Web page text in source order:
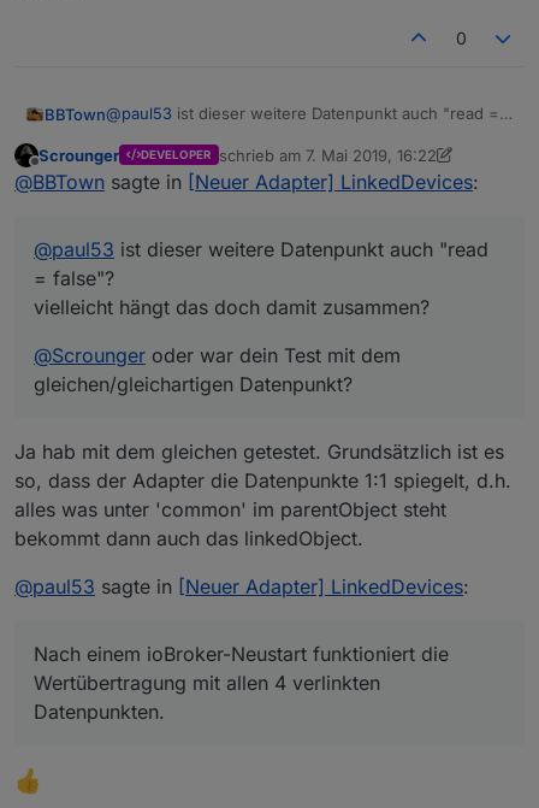
0
BBTown@paul53 ist dieser weitere Datenpunkt auch "read =
vielleicht hängt das doch damit zusammen?
@Scroungeroder war dein Test mit dem
gleichen/gleichartigen Datenpunkt?
Offline
Scrounger DEVELOPER schrieb am 7. Mai 2019, 16:22
zuletzt editiert von Scrounger5. Juli 2019,
@BBTown sagte in [Neuer Adapter] LinkedDevices:
@paul53 ist dieser weitere Datenpunkt auch "read
= false"?
vielleicht hängt das doch damit zusammen?
@Scrounger oder war dein Test mit dem
gleichen/gleichartigen Datenpunkt?
Ja hab mit dem gleichen getestet. Grundsätzlich ist es
so, dass der Adapter die Datenpunkte 1:1 spiegelt, d.h.
alles was unter 'common' im parentObject steht
bekommt dann auch das linkedObject.
@paul53 sagte in [Neuer Adapter] LinkedDevices:
Nach einem ioBroker-Neustart funktioniert die
Wertübertragung mit allen 4 verlinkten
Datenpunkten.